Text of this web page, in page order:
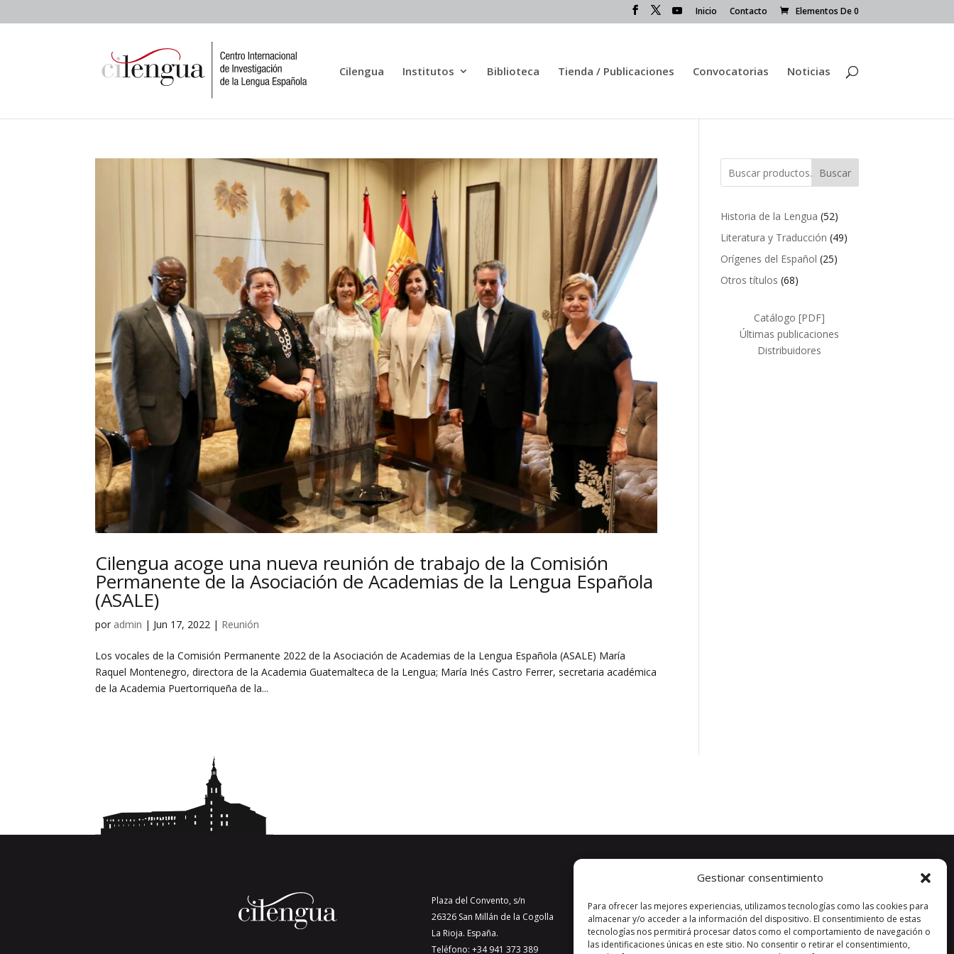
Gestionar consentimiento
Para ofrecer las mejores experiencias, utilizamos tecnologías como las cookies para
almacenar y/o acceder a la información del dispositivo. El consentimiento de estas
tecnologías nos permitirá procesar datos como el comportamiento de navegación o
las identificaciones únicas en este sitio. No consentir o retirar el consentimiento,
Inicio Contacto Elementos De 0
Cilengua Institutos Biblioteca Tienda / Publicaciones Convocatorias Noticias
Cilengua acoge una nueva reunión de trabajo de la Comisión
Permanente de la Asociación de Academias de la Lengua Española
(ASALE)
por admin | Jun 17, 2022 | Reunión
Los vocales de la Comisión Permanente 2022 de la Asociación de Academias de la Lengua Española (ASALE) María
Raquel Montenegro, directora de la Academia Guatemalteca de la Lengua; María Inés Castro Ferrer, secretaria académica
de la Academia Puertorriqueña de la...
Buscar
Historia de la Lengua 5252
productos
Literatura y Traducción 4949
Orígenes del Español 2525
Otros títulos 6868
Catálogo [PDF]
Últimas publicaciones
Distribuidores
Plaza del Convento, s/n
26326 San Millán de la Cogolla
La Rioja. España.
Teléfono: +34 941 373 389